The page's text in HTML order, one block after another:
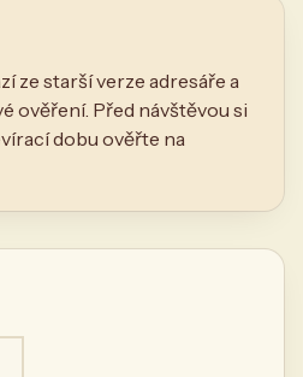
ze starší verze adresáře a
ověření. Před návštěvou si
dobu ověřte na